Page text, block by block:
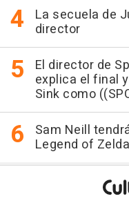
La secuela de
director
El director de
explica el final
Sink como
Sam Neill
Legend of Zelda